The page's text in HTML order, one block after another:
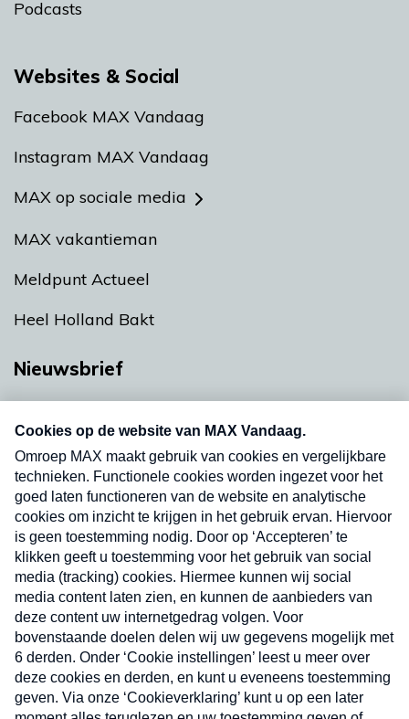
Podcasts
Websites & Social
Facebook MAX Vandaag
Instagram MAX Vandaag
MAX op sociale media
MAX vakantieman
Meldpunt Actueel
Heel Holland Bakt
Nieuwsbrief
Neem hier een gratis abonnement op onze
nieuwsbrief. Elke vrijdag- en dinsdagochtend in
uw mailbox.
Verzend
Nieuwsbrief
Neem hier een gratis abonnement op onze